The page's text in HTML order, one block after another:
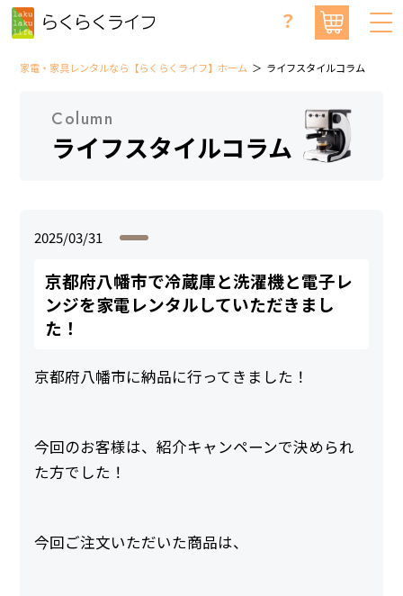
？
家電・家具レンタルなら【らくらくライフ】ホーム ライフスタイルコラム
Column
ライフスタイルコラム
2025/03/31
京都府八幡市で冷蔵庫と洗濯機と電子レ
ンジを家電レンタルしていただきまし
た！
京都府八幡市に納品に行ってきました！
今回のお客様は、紹介キャンペーンで決められ
た方でした！
今回ご注文いただいた商品は、